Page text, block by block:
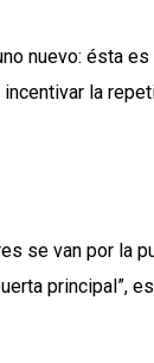
nuevo: ésta
la
se van por la
principal”,